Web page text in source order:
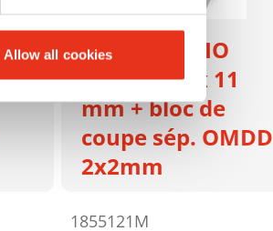
Allow all cookiesHSM SECURIO
P36i - 0,78 x 11
mm + bloc de
coupe sép. OMDD
2x2mm
1855121M